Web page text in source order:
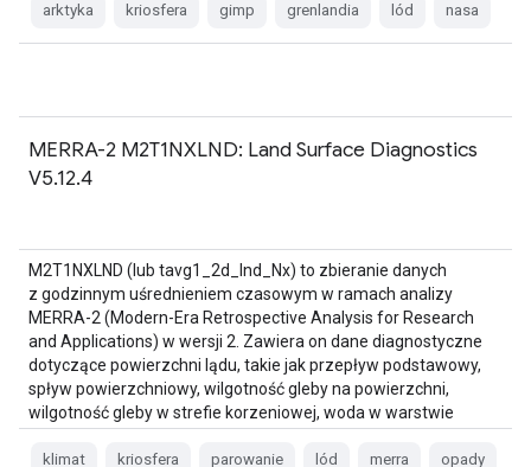
arktyka kriosfera gimp grenlandia lód nasa
MERRA-2 M2T1NXLND: Land Surface Diagnostics
V5.12.4
M2T1NXLND (lub tavg1_2d_lnd_Nx) to zbieranie danych
z godzinnym uśrednieniem czasowym w ramach analizy
MERRA-2 (Modern-Era Retrospective Analysis for Research
and Applications) w wersji 2. Zawiera on dane diagnostyczne
dotyczące powierzchni lądu, takie jak przepływ podstawowy,
spływ powierzchniowy, wilgotność gleby na powierzchni,
wilgotność gleby w strefie korzeniowej, woda w warstwie
klimat kriosfera parowanie lód merra opady